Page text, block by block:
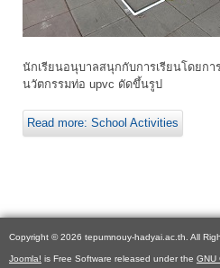
นักเรียนอนุบาลสนุกกับการเรียนโดยกา
นวัตกรรมท่อ upvc ดัดขึ้นรูป
Read more: School Activities
Copyright © 2026 tepumnouy-hadyai.ac.th. All
Joomla! is Free Software released under the GNU